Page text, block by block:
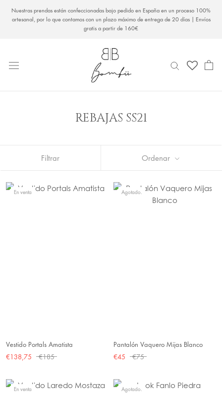
Nuestras prendas están confeccionadas bajo pedido en España en un proceso 100%
artesanal, por lo que contamos con un plazo máximo de entrega de 20 días | Envíos
gratis a partir de 160€
REBAJAS SS21
Filtrar Ordenar
En venta
Vestido Portals Amatista
€138,75
€185
Agotado.
Pantalón Vaquero Mijas Blanco
€45
€75
En venta Agotado.